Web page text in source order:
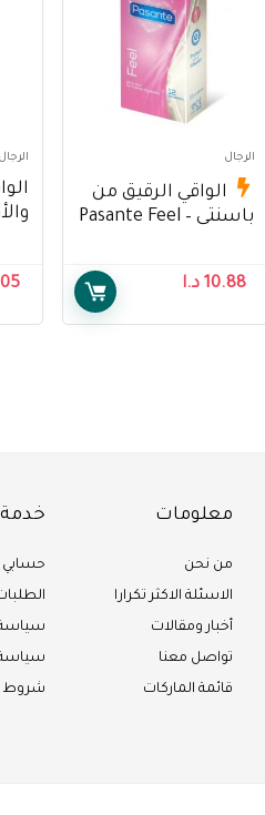
الرجال
الواقي الرقيق من
باسنتي – Pasante Feel
10.88 د.ا
الرجال
معلومات
من نحن
الاسئلة الاكثر تكرارا
أخبار ومقالات
تواصل معنا
قائمة الماركات
خدمة
سياسة
شروط